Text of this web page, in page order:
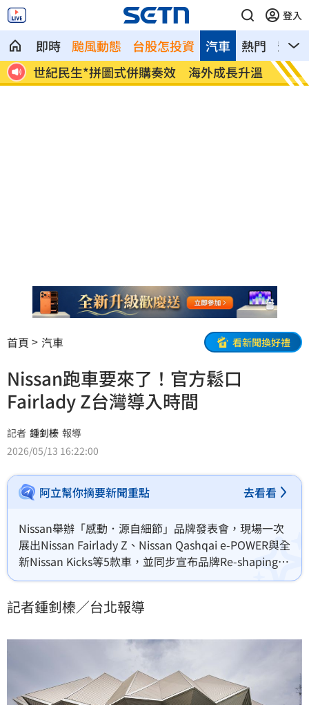
登入
即時 颱風動態 台股怎投資 熱門 影音
汽車
中
世紀民生*拼圖式併購奏效 海外成長升溫 白海
首頁 汽車 看新聞換好禮
Nissan跑車要來了！官方鬆口
Fairlady Z台灣導入時間
記者 鍾釗榛 報導
2026/05/13 16:22:00
阿立幫你摘要新聞重點 去看看
Nissan舉辦「感動．源自細節」品牌發表會，現場一次
展出Nissan Fairlady Z、Nissan Qashqai e-POWER與全
新Nissan Kicks等5款車，並同步宣布品牌Re-shaping
Plan計畫，準備從產品、品牌到通路全面翻新。
記者鍾釗榛／台北報導